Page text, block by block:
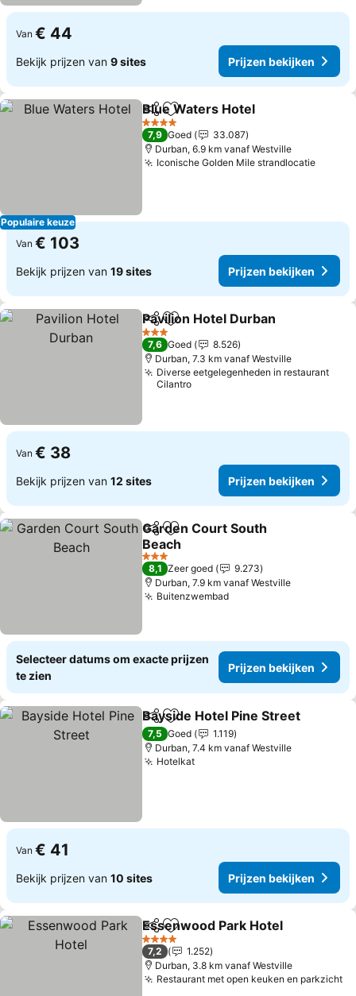
Van € 44
Bekijk prijzen van 9 sites Prijzen bekijken
Populaire keuze
DelenToevoegen aan favorieten
Blue Waters Hotel
4 Sterren
7,9 Goed
33.087
Durban, 6.9 km vanaf Westville
Iconische Golden Mile strandlocatie
Van € 103
Bekijk prijzen van 19 sites Prijzen bekijken
DelenToevoegen aan favorieten
Pavilion Hotel Durban
3 Sterren
7,6 Goed
8.526
Durban, 7.3 km vanaf Westville
Diverse eetgelegenheden in restaurant
Cilantro
Van € 38
Bekijk prijzen van 12 sites Prijzen bekijken
DelenToevoegen aan favorieten
Garden Court South
Beach
3 Sterren
8,1 Zeer goed
9.273
Durban, 7.9 km vanaf Westville
Buitenzwembad
Selecteer datums om exacte prijzen
te zien
Prijzen bekijken
DelenToevoegen aan favorieten
Bayside Hotel Pine Street
7,5 Goed
1.119
Durban, 7.4 km vanaf Westville
Hotelkat
Van € 41
Bekijk prijzen van 10 sites Prijzen bekijken
DelenToevoegen aan favorieten
Essenwood Park Hotel
4 Sterren
7,2
1.252
Durban, 3.8 km vanaf Westville
Restaurant met open keuken en parkzicht